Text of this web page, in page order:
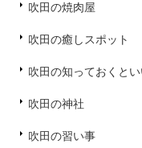
吹田の焼肉屋
吹田の癒しスポット
吹田の知っておくと
吹田の神社
吹田の習い事